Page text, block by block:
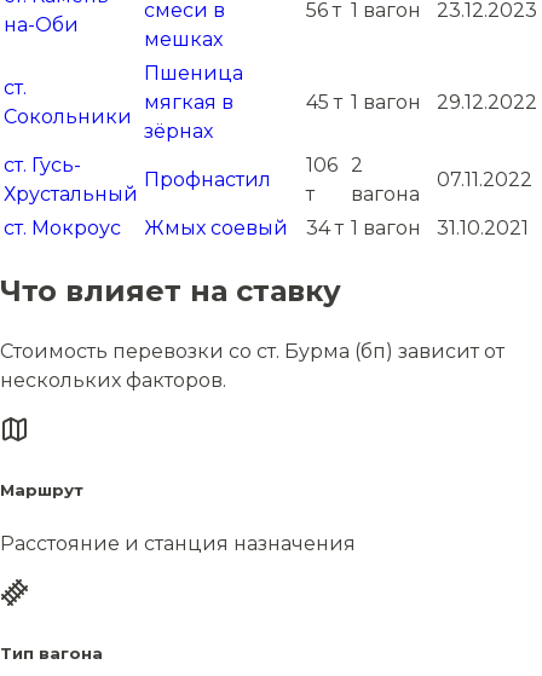
на-Оби
смеси в
мешках
56 т 1 вагон 23.12.2023
ст.
Сокольники
Пшеница
мягкая в
зёрнах
45 т 1 вагон 29.12.2022
ст. Гусь-
Хрустальный
Профнастил
106
т
2
вагона
07.11.2022
ст. Мокроус Жмых соевый 34 т 1 вагон 31.10.2021
Что влияет на ставку
Стоимость перевозки со ст. Бурма (бп) зависит от
нескольких факторов.
Маршрут
Расстояние и станция назначения
Тип вагона